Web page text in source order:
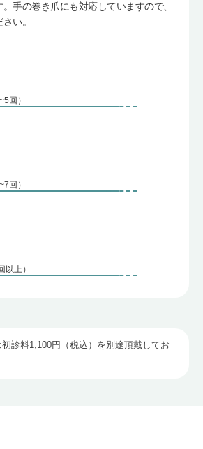
手の巻き爪にも対応していますので、
い。
回）
回）
以上）
診料1,100円（税込）を別途頂戴してお